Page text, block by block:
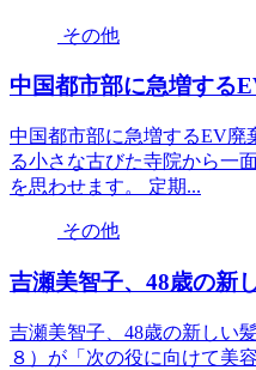
その他
中国都市部に急増する
中国都市部に急増するEV廃
る小さな古びた寺院から一
を思わせます。 定期...
その他
吉瀬美智子、48歳の新
吉瀬美智子、48歳の新しい
８）が「次の役に向けて美